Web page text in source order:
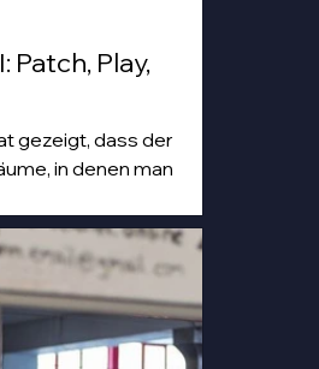
Patch, Play,
gezeigt, dass der
in denen man
und Musik unter